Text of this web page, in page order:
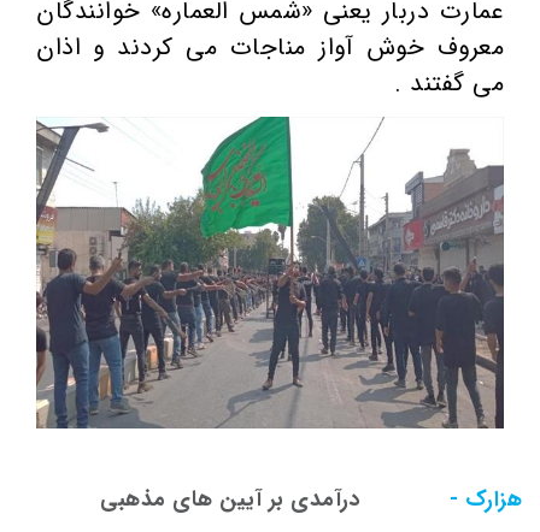
عمارت دربار یعنی «شمس العماره» خوانندگان
معروف خوش آواز مناجات می کردند و اذان
می گفتند .
هزارک - درآمدی بر آیین های مذهبی